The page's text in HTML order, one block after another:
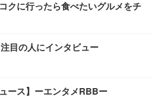
クに行ったら食べたいグルメをチ
目の人にインタビュー
ース】ーエンタメRBBー